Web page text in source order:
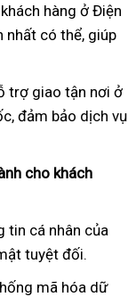
hàng ở Điện
nhất có thể, giúp
trợ giao tận nơi ở
đảm bảo dịch vụ
cho khách
tin cá nhân của
tuyệt đối.
mã hóa dữ